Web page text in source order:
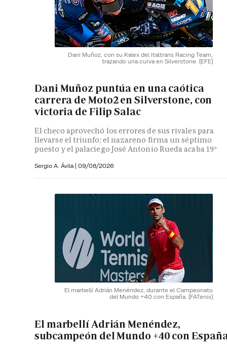
Dani Muñoz, con su Kalex del Italtrans Racing Team,
trazando una curva en Silverstone. (EFE)
Dani Muñoz puntúa en una caótica
carrera de Moto2 en Silverstone, con
victoria de Filip Salac
El checo aprovechó los errores de sus rivales para
llevarse el triunfo; el nazareno firma un séptimo
puesto y el palaciego José Antonio Rueda acaba 19º
Sergio A. Ávila | 09/08/2026
El marbellí Adrián Menéndez, durante el Campeonato
del Mundo +40 con España. (FATenis)
El marbellí Adrián Menéndez,
subcampeón del Mundo +40 con